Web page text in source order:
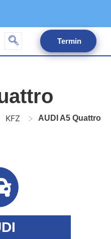
Termin
KFZ > AUDI A5 Quattro